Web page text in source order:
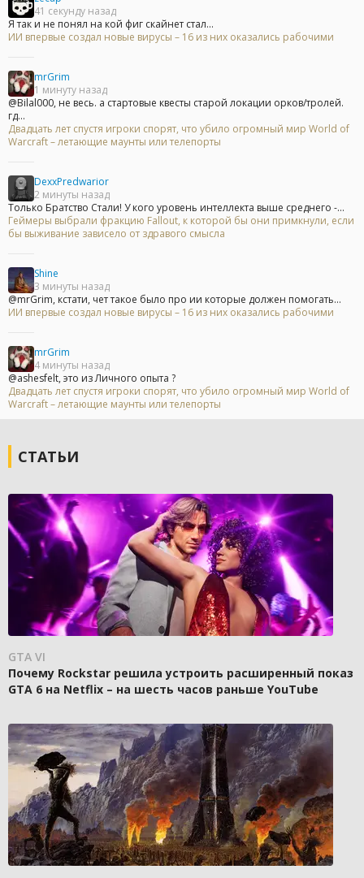
41 секунду назад
Я так и не понял на кой фиг скайнет стал...
ИИ впервые создал новые вирусы – 16 из них оказались рабочими
mrGrim
1 минуту назад
@Bilal000, не весь. а стартовые квесты старой локации орков/тролей.
гд...
Двадцать лет спустя игроки спорят, что убило огромный мир World of
Warcraft – летающие маунты или телепорты
DexxPredwarior
2 минуты назад
Только Братство Стали! У кого уровень интеллекта выше среднего -...
Геймеры выбрали фракцию Fallout, к которой бы они примкнули, если
бы выживание зависело от здравого смысла
Shine
3 минуты назад
@mrGrim, кстати, чет такое было про ии которые должен помогать...
ИИ впервые создал новые вирусы – 16 из них оказались рабочими
mrGrim
4 минуты назад
@ashesfelt, это из Личного опыта ?
Двадцать лет спустя игроки спорят, что убило огромный мир World of
Warcraft – летающие маунты или телепорты
СТАТЬИ
GTA VI
Почему Rockstar решила устроить расширенный показ
GTA 6 на Netflix – на шесть часов раньше YouTube